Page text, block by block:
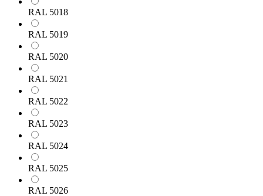
RAL 5018
RAL 5019
RAL 5020
RAL 5021
RAL 5022
RAL 5023
RAL 5024
RAL 5025
RAL 5026